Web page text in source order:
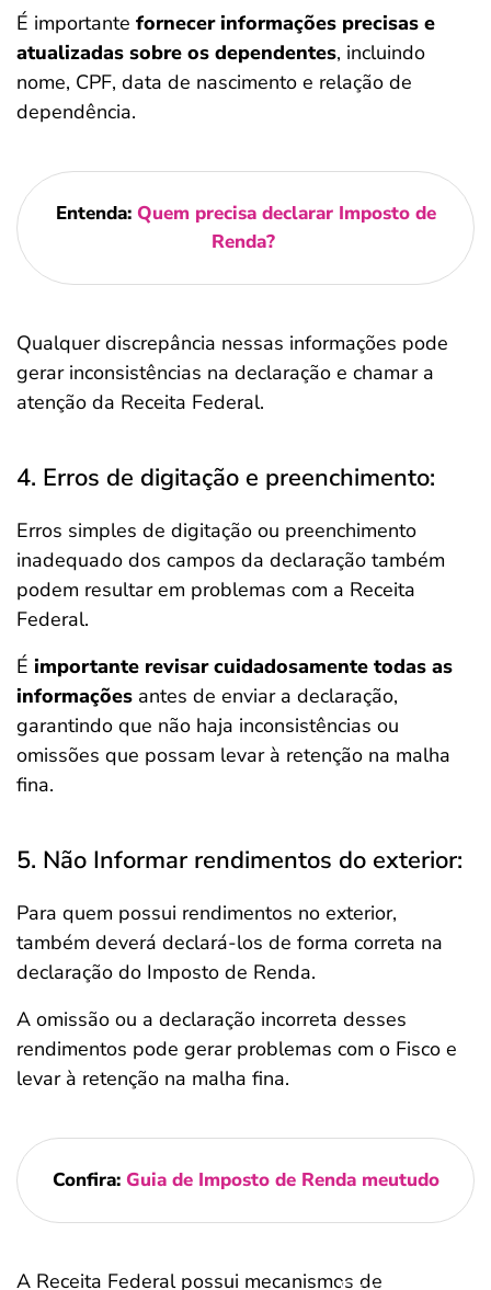
É importante fornecer informações precisas e
atualizadas sobre os dependentes, incluindo
nome, CPF, data de nascimento e relação de
dependência.
Entenda: Quem precisa declarar Imposto de
Renda?
Qualquer discrepância nessas informações pode
gerar inconsistências na declaração e chamar a
atenção da Receita Federal.
4. Erros de digitação e preenchimento:
Erros simples de digitação ou preenchimento
inadequado dos campos da declaração também
podem resultar em problemas com a Receita
Federal.
É importante revisar cuidadosamente todas as
informações antes de enviar a declaração,
garantindo que não haja inconsistências ou
omissões que possam levar à retenção na malha
fina.
5. Não Informar rendimentos do exterior:
Para quem possui rendimentos no exterior,
também deverá declará-los de forma correta na
declaração do Imposto de Renda.
A omissão ou a declaração incorreta desses
rendimentos pode gerar problemas com o Fisco e
levar à retenção na malha fina.
Confira: Guia de Imposto de Renda meutudo
A Receita Federal possui mecanismos de